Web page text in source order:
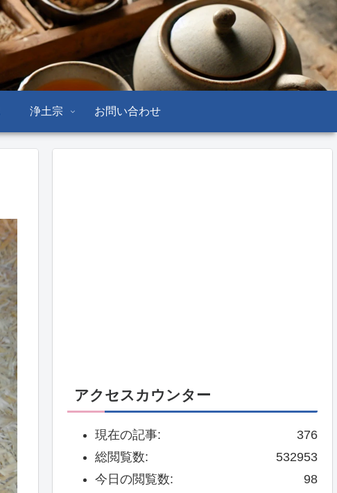
浄土宗 お問い合わせ
アクセスカウンター
376
現在の記事:
532953
総閲覧数:
98
今日の閲覧数: